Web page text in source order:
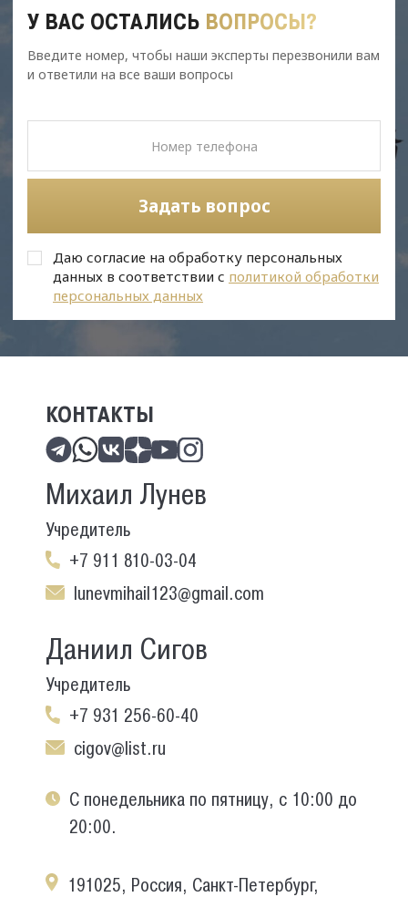
У ВАС ОСТАЛИСЬ ВОПРОСЫ?
Введите номер, чтобы наши эксперты перезвонили вам
и ответили на все ваши вопросы
Задать вопрос
Даю согласие на обработку персональных
данных в соответствии с политикой обработки
персональных данных
КОНТАКТЫ
Михаил Лунев
Учредитель
+7 911 810-03-04
lunevmihail123@gmail.com
Даниил Сигов
Учредитель
+7 931 256-60-40
cigov@list.ru
С понедельника по пятницу, с 10:00 до
20:00.
191025, Россия, Санкт-Петербург,